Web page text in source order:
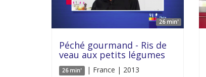
26 min'
Péché gourmand - Ris de
veau aux petits légumes
26 min' | France | 2013